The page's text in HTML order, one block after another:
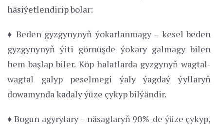
häsiýetlendirip bolar:
♦ Beden gyzgynynyň ýokarlanmagy – kesel beden
gyzgynynyň ýiti görnüşde ýokary galmagy bilen
hem başlap biler. Köp halatlarda gyzgynyň wagtal-
wagtal galyp peselmegi ýaly ýagdaý ýyllaryň
dowamynda kadaly ýüze çykyp bilýändir.
♦ Bogun agyrylary – näsaglaryň 90%-de ýüze çykyp,